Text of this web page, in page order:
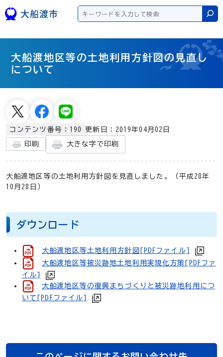
検索
大船渡地区等の土地利用方針図の見直し
について
コンテンツ番号：190 更新日：2019年04月02日
印刷 大きな字で印刷
大船渡地区等の土地利用方針図を見直しました。（平成28年
10月28日）
ダウンロード
大船渡地区等土地利用方針図[PDFファイル]
大船渡地区等被災跡地土地利用実現化方策[PDFファ
イル]
大船渡地区等の復興まちづくりと被災跡地利用につ
いて[PDFファイル]